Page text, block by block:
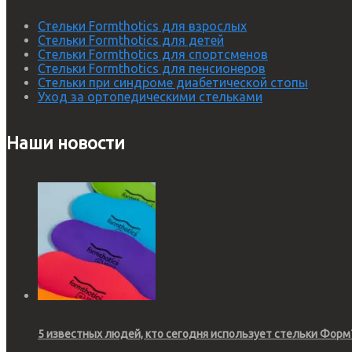
Стельки Formthotics для взрослых
Стельки Formthotics для детей
Стельки Formthotics для спортсменов
Стельки Formthotics для пенсионеров
Стельки при синдроме диабетической стопы
Уход за ортопедическими стельками
Наши новости
5 известных людей, кто сегодня использует стельки